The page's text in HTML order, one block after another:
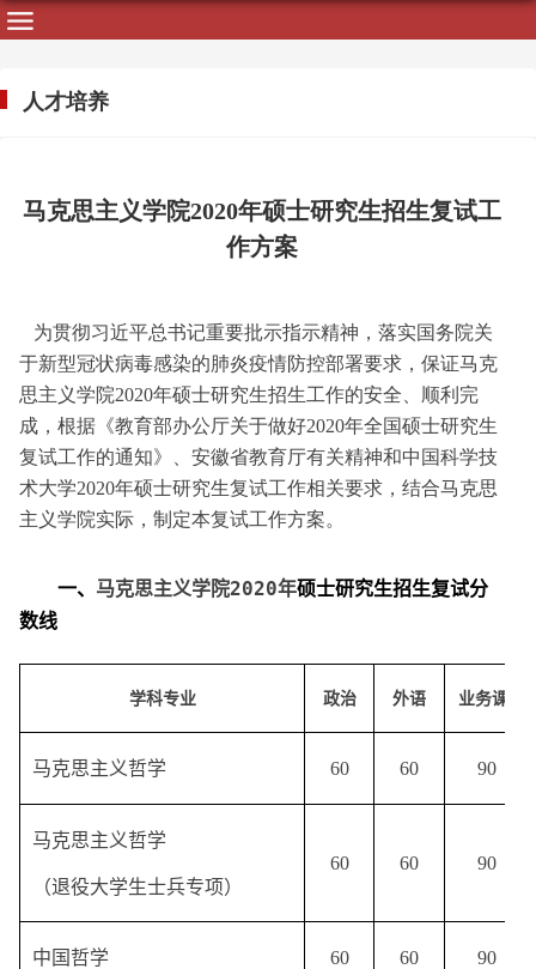
人才培养
马克思主义学院2020年硕士研究生招生复试工
作方案
为贯彻习近平总书记重要批示指示精神，落实国务院关
于新型冠状病毒感染的肺炎疫情防控部署要求，保证马克
思主义学院2020年硕士研究生招生工作的安全、顺利完
成，根据《教育部办公厅关于做好2020年全国硕士研究生
复试工作的通知》、安徽省教育厅有关精神和中国科学技
术大学2020年硕士研究生复试工作相关要求，结合马克思
主义学院实际，制定本复试工作方案。
一、 马克思主义学院2020年硕士研究生招生复试分
数线
学科专业 政治 外语 业务课
马克思主义哲学 60 60 90
马克思主义哲学
（退役大学生士兵专项）
60 60 90
中国哲学 60 60 90